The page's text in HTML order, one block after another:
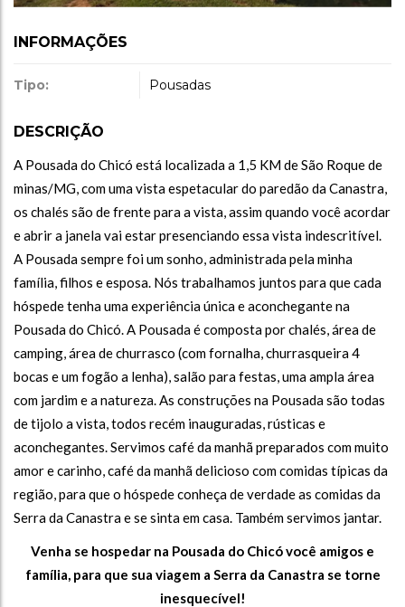
INFORMAÇÕES
Tipo: Pousadas
DESCRIÇÃO
A Pousada do Chicó está localizada a 1,5 KM de São Roque de
minas/MG, com uma vista espetacular do paredão da Canastra,
os chalés são de frente para a vista, assim quando você acordar
e abrir a janela vai estar presenciando essa vista indescritível.
A Pousada sempre foi um sonho, administrada pela minha
família, filhos e esposa. Nós trabalhamos juntos para que cada
hóspede tenha uma experiência única e aconchegante na
Pousada do Chicó. A Pousada é composta por chalés, área de
camping, área de churrasco (com fornalha, churrasqueira 4
bocas e um fogão a lenha), salão para festas, uma ampla área
com jardim e a natureza. As construções na Pousada são todas
de tijolo a vista, todos recém inauguradas, rústicas e
aconchegantes. Servimos café da manhã preparados com muito
amor e carinho, café da manhã delicioso com comidas típicas da
região, para que o hóspede conheça de verdade as comidas da
Serra da Canastra e se sinta em casa. Também servimos jantar.
Venha se hospedar na Pousada do Chicó você amigos e
família, para que sua viagem a Serra da Canastra se torne
inesquecível!